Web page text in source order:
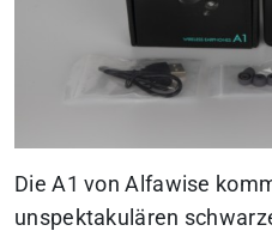
Die A1 von Alfawise
unspektakulären